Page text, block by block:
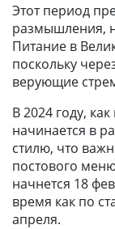
Этот период
размышления,
Питание в
поскольку
верующие
В 2024 году,
начинается в
стилю, что
постового
начнется 18
время как по
апреля.